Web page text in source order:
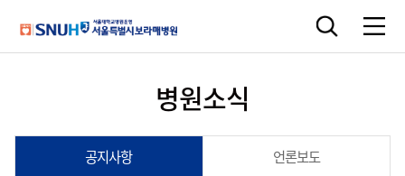
병원소식
공지사항 언론보도